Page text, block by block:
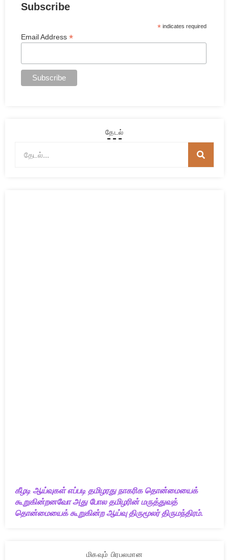
Subscribe
*indicates required
Email Address *
தேடல்
கீழடி ஆய்வுகள் எப்படி தமிழரது நாகரிக தொன்மையைக்
கூறுகின்றனவோ அது போல தமிழரின் மருத்துவத்
தொன்மையைக் கூறுகின்ற ஆய்வு திருமூலர் திருமந்திரம்.
மிகவும் பிரபலமான